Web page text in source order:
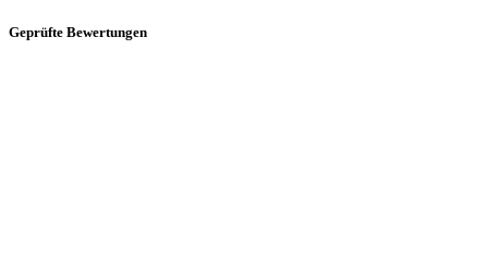
Geprüfte Bewertungen